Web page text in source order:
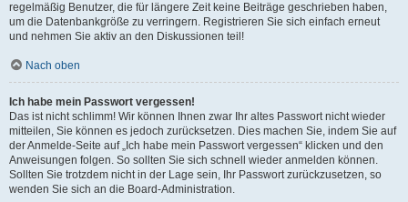
regelmäßig Benutzer, die für längere Zeit keine Beiträge geschrieben haben,
um die Datenbankgröße zu verringern. Registrieren Sie sich einfach erneut
und nehmen Sie aktiv an den Diskussionen teil!
Nach oben
Ich habe mein Passwort vergessen!
Das ist nicht schlimm! Wir können Ihnen zwar Ihr altes Passwort nicht wieder
mitteilen, Sie können es jedoch zurücksetzen. Dies machen Sie, indem Sie auf
der Anmelde-Seite auf „Ich habe mein Passwort vergessen“ klicken und den
Anweisungen folgen. So sollten Sie sich schnell wieder anmelden können.
Sollten Sie trotzdem nicht in der Lage sein, Ihr Passwort zurückzusetzen, so
wenden Sie sich an die Board-Administration.